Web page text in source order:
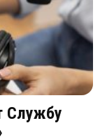
Службу